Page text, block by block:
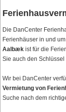
Die DanCenter
Ferienhäuser in und
Aalbæk ist für die
Sie auch den
Wir bei DanCenter
Vermietung von
Suche nach dem